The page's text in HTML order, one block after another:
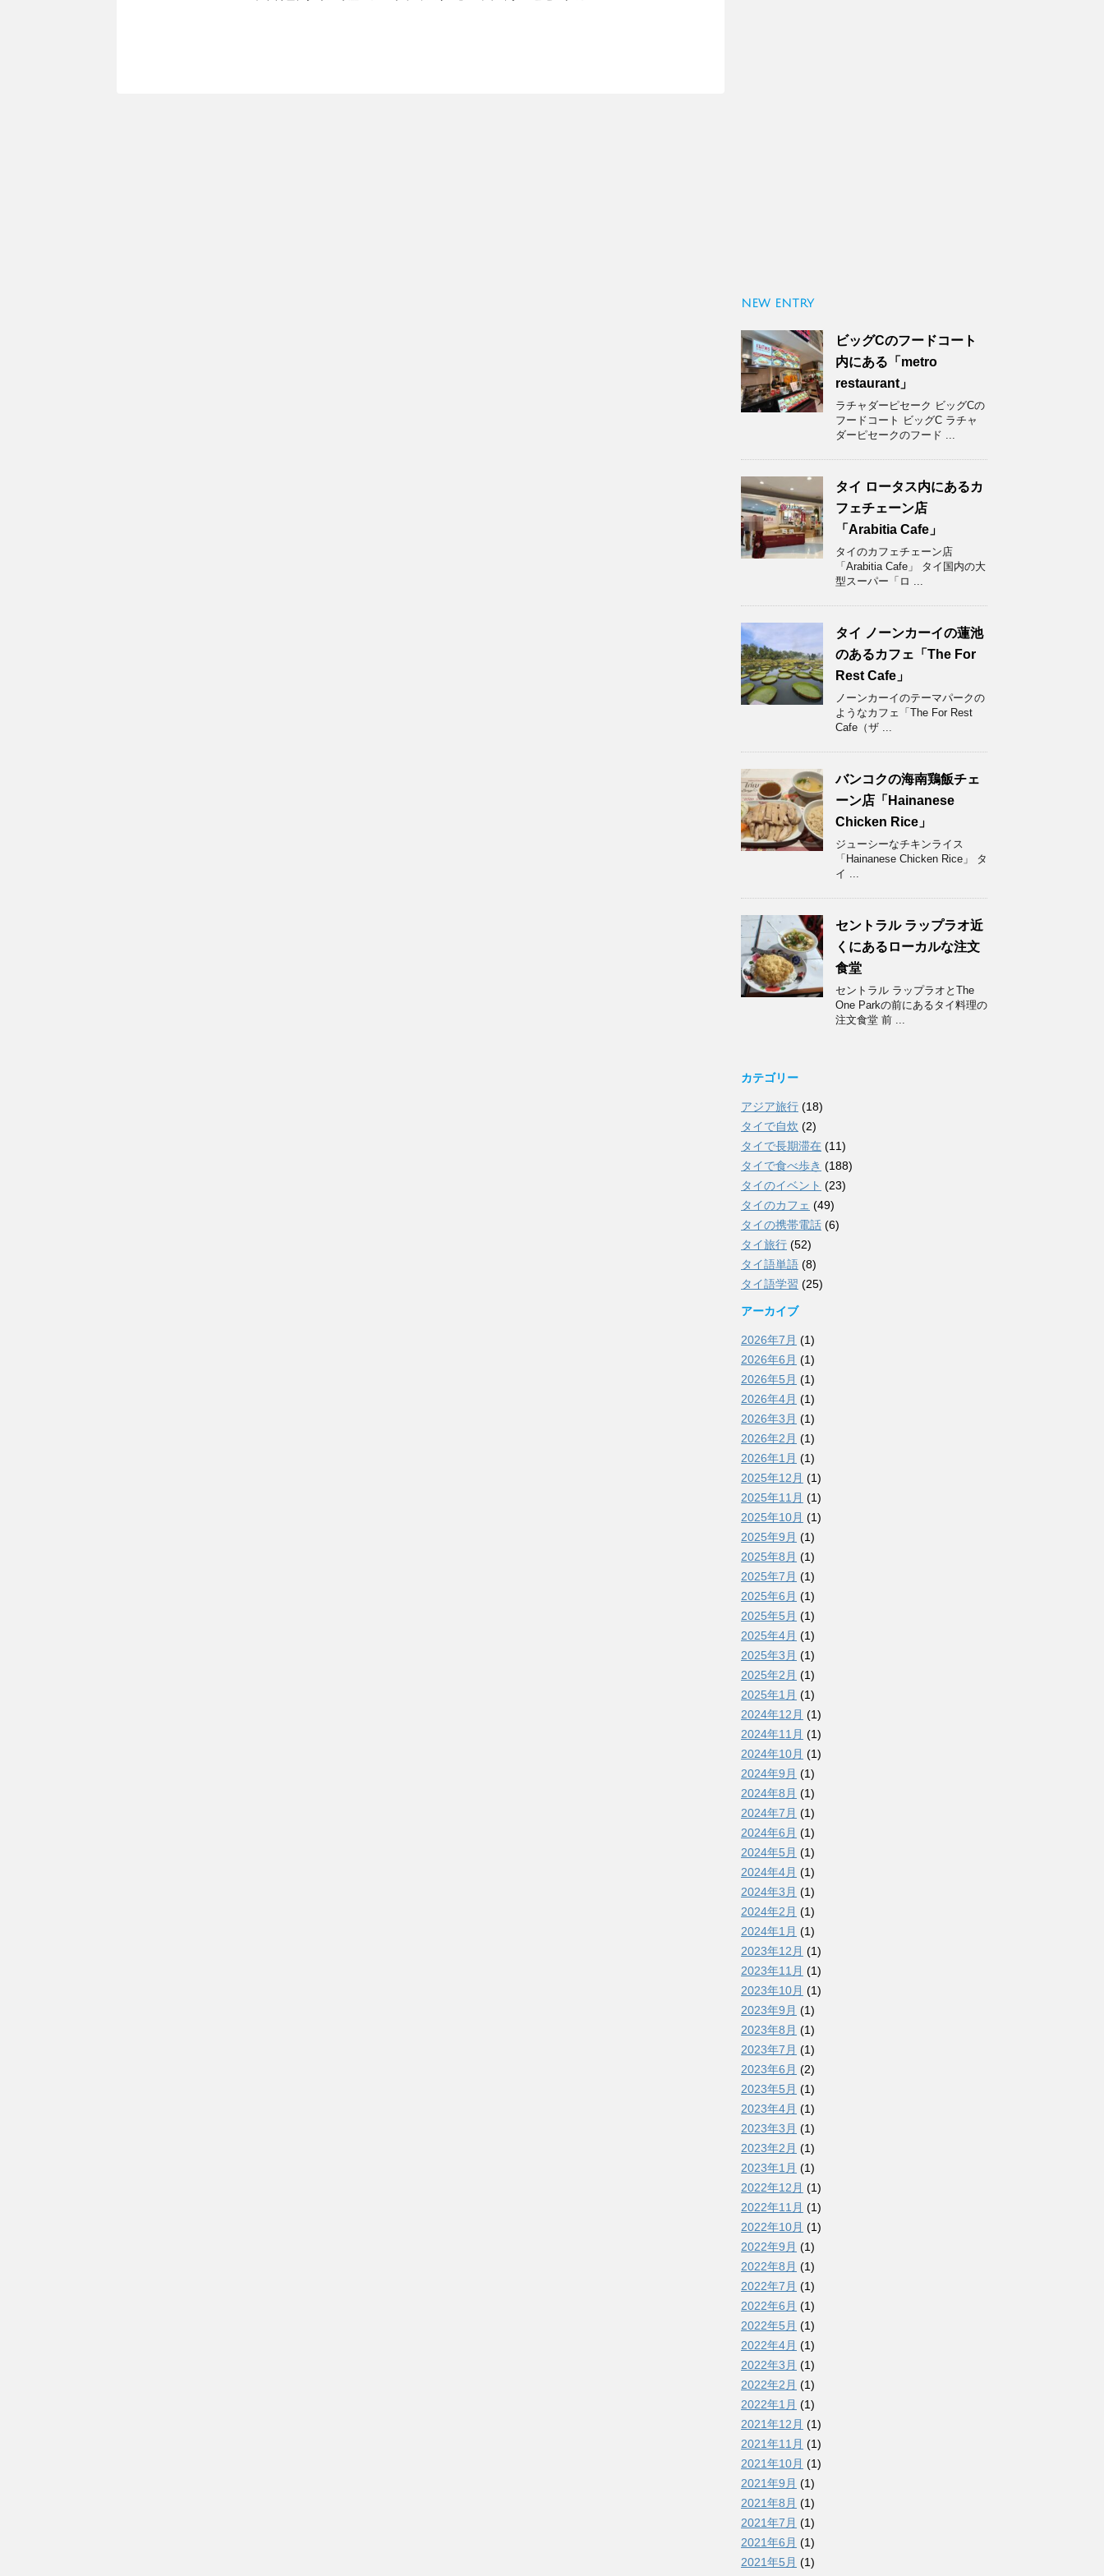
NEW ENTRY
ビッグCのフードコート
内にある「metro
restaurant」
ラチャダーピセーク ビッグCの
フードコート ビッグC ラチャ
ダーピセークのフード ...
タイ ロータス内にあるカ
フェチェーン店
「Arabitia Cafe」
タイのカフェチェーン店
「Arabitia Cafe」 タイ国内の大
型スーパー「ロ ...
タイ ノーンカーイの蓮池
のあるカフェ「The For
Rest Cafe」
ノーンカーイのテーマパークの
ようなカフェ「The For Rest
Cafe（ザ ...
バンコクの海南鶏飯チェ
ーン店「Hainanese
Chicken Rice」
ジューシーなチキンライス
「Hainanese Chicken Rice」 タ
イ ...
セントラル ラップラオ近
くにあるローカルな注文
食堂
セントラル ラップラオとThe
One Parkの前にあるタイ料理の
注文食堂 前 ...
カテゴリー
アジア旅行 (18)
タイで自炊 (2)
タイで長期滞在 (11)
タイで食べ歩き (188)
タイのイベント (23)
タイのカフェ (49)
タイの携帯電話 (6)
タイ旅行 (52)
タイ語単語 (8)
タイ語学習 (25)
アーカイブ
2026年7月 (1)
2026年6月 (1)
2026年5月 (1)
2026年4月 (1)
2026年3月 (1)
2026年2月 (1)
2026年1月 (1)
2025年12月 (1)
2025年11月 (1)
2025年10月 (1)
2025年9月 (1)
2025年8月 (1)
2025年7月 (1)
2025年6月 (1)
2025年5月 (1)
2025年4月 (1)
2025年3月 (1)
2025年2月 (1)
2025年1月 (1)
2024年12月 (1)
2024年11月 (1)
2024年10月 (1)
2024年9月 (1)
2024年8月 (1)
2024年7月 (1)
2024年6月 (1)
2024年5月 (1)
2024年4月 (1)
2024年3月 (1)
2024年2月 (1)
2024年1月 (1)
2023年12月 (1)
2023年11月 (1)
2023年10月 (1)
2023年9月 (1)
2023年8月 (1)
2023年7月 (1)
2023年6月 (2)
2023年5月 (1)
2023年4月 (1)
2023年3月 (1)
2023年2月 (1)
2023年1月 (1)
2022年12月 (1)
2022年11月 (1)
2022年10月 (1)
2022年9月 (1)
2022年8月 (1)
2022年7月 (1)
2022年6月 (1)
2022年5月 (1)
2022年4月 (1)
2022年3月 (1)
2022年2月 (1)
2022年1月 (1)
2021年12月 (1)
2021年11月 (1)
2021年10月 (1)
2021年9月 (1)
2021年8月 (1)
2021年7月 (1)
2021年6月 (1)
2021年5月 (1)